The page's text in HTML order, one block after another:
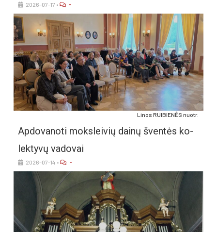
2026-07-17 • -
Li­nos RUI­BIE­NĖS nuo­tr.
Ap­do­va­no­ti moks­lei­vių dai­nų šven­tės ko­
lek­ty­vų va­do­vai
2026-07-14 • -